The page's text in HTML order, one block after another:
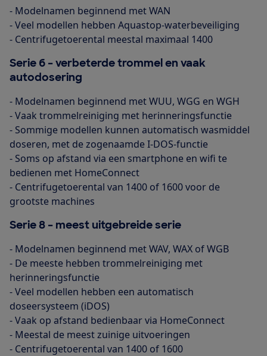
- Modelnamen beginnend met WAN
- Veel modellen hebben Aquastop-waterbeveiliging
- Centrifugetoerental meestal maximaal 1400
Serie 6 – verbeterde trommel en vaak
autodosering
- Modelnamen beginnend met WUU, WGG en WGH
- Vaak trommelreiniging met herinneringsfunctie
- Sommige modellen kunnen automatisch wasmiddel
doseren, met de zogenaamde I-DOS-functie
- Soms op afstand via een smartphone en wifi te
bedienen met HomeConnect
- Centrifugetoerental van 1400 of 1600 voor de
grootste machines
Serie 8 – meest uitgebreide serie
- Modelnamen beginnend met WAV, WAX of WGB
- De meeste hebben trommelreiniging met
herinneringsfunctie
- Veel modellen hebben een automatisch
doseersysteem (iDOS)
- Vaak op afstand bedienbaar via HomeConnect
- Meestal de meest zuinige uitvoeringen
- Centrifugetoerental van 1400 of 1600